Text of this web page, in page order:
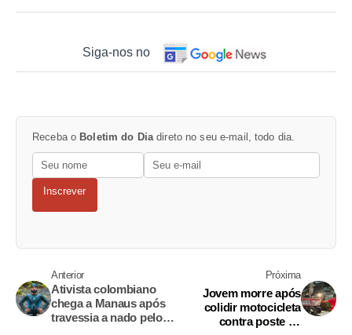
Siga-nos no
Receba o Boletim do Dia direto no seu e-mail, todo dia.
Inscrever
Anterior
Ativista colombiano
chega a Manaus após
travessia a nado pelos
Próxima
Jovem morre após
colidir motocicleta
contra poste na